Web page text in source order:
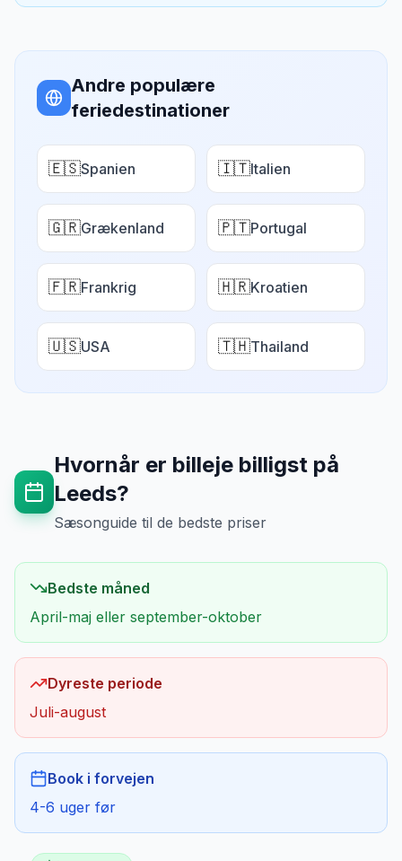
Andre populære
feriedestinationer
🇪🇸Spanien 🇮🇹Italien
🇬🇷Grækenland 🇵🇹Portugal
🇫🇷Frankrig 🇭🇷Kroatien
🇺🇸USA 🇹🇭Thailand
Hvornår er billeje billigst på
Leeds?
Sæsonguide til de bedste priser
Bedste måned
April-maj eller september-oktober
Dyreste periode
Juli-august
Book i forvejen
4-6 uger før